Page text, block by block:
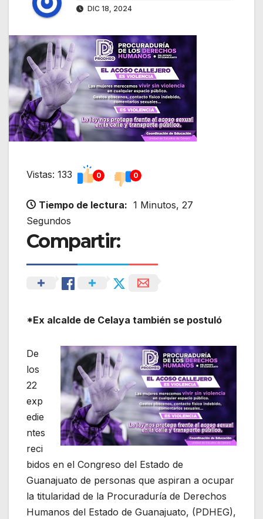
DIC 18, 2024
Vistas: 133 0 0
Tiempo de lectura: 1 Minutos, 27
Segundos
Compartir:
*Ex alcalde de Celaya también se postuló
De
los
22
exp
edie
ntes
reci
bidos en el Congreso del Estado de
Guanajuato de personas que aspiran a ocupar
la titularidad de la Procuraduría de Derechos
Humanos del Estado de Guanajuato, (PDHEG),